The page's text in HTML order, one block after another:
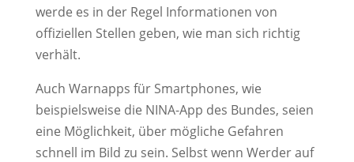
werde es in der Regel Informationen von
offiziellen Stellen geben, wie man sich richtig
verhält.
Auch Warnapps für Smartphones, wie
beispielsweise die NINA-App des Bundes, seien
eine Möglichkeit, über mögliche Gefahren
schnell im Bild zu sein. Selbst wenn Werder auf